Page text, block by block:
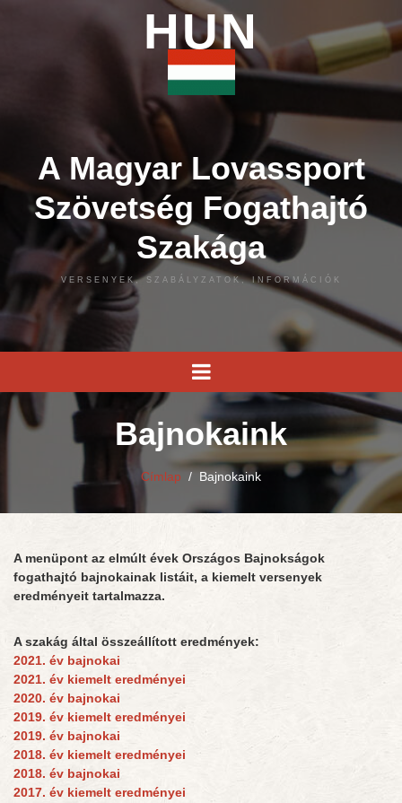
HUN
A Magyar Lovassport
Szövetség Fogathajtó
Szakága
VERSENYEK, SZABÁLYZATOK, INFORMÁCIÓK
Bajnokaink
Címlap / Bajnokaink
A menüpont az elmúlt évek Országos Bajnokságok
fogathajtó bajnokainak listáit, a kiemelt versenyek
eredményeit tartalmazza.
A szakág által összeállított eredmények:
2021. év bajnokai
2021. év kiemelt eredményei
2020. év bajnokai
2019. év kiemelt eredményei
2019. év bajnokai
2018. év kiemelt eredményei
2018. év bajnokai
2017. év kiemelt eredményei